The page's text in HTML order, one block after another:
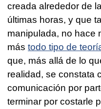
creada alrededor de
últimas horas, y que
manipulada, no hace
más todo tipo de
que, más allá de lo
realidad, se constata
comunicación por
terminar por costarle